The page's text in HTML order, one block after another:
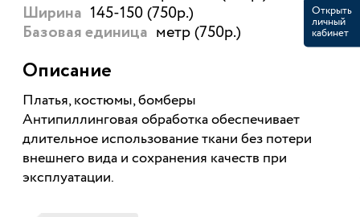
Ширина 145-150 (750р.)
Базовая единица метр (750р.)
Описание
Платья, костюмы, бомберы
Антипиллинговая обработка обеспечивает
длительное использование ткани без потери
внешнего вида и сохранения качеств при
эксплуатации.
Открыть
личный
кабинет